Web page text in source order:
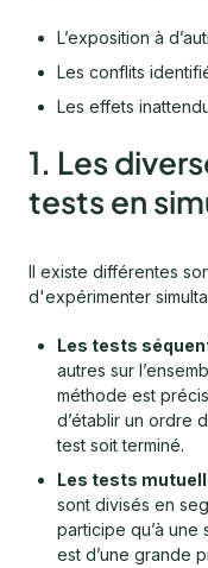
L’exposition à
Les conflits
Les effets
1. Les
tests en
Il existe différentes
d'expérimenter
Les tests
autres sur
méthode est
d’établir un ordre
test soit terminé.
Les tests
sont divisés en
participe qu’à
est d’une grande